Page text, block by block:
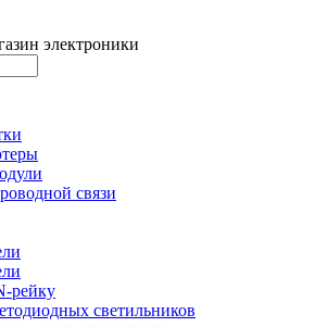
электроники
связи
рейку
светильников